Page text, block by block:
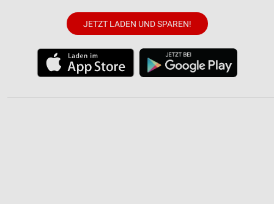
JETZT LADEN UND SPAREN!